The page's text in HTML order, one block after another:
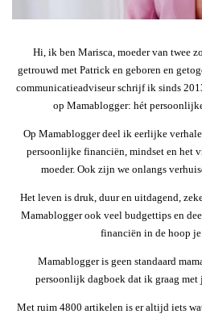
Hi, ik ben Marisca, moeder van twee
getrouwd met Patrick en geboren en
communicatieadviseur schrijf ik sinds
op Mamablogger: hét
Op Mamablogger deel ik eerlijke
persoonlijke financiën, mindset en het
moeder. Ook zijn we onlangs
Het leven is druk, duur en uitdagend,
Mamablogger ook veel budgettips en
financiën in de hoop je
Mamablogger is geen standaard
persoonlijk dagboek dat ik graag met
Met ruim 4800 artikelen is er altijd iets